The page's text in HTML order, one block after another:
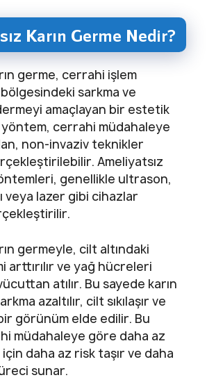
Karın Germe Nedir?
germe, cerrahi işlem
sarkma ve
amaçlayan bir estetik
cerrahi müdahaleye
non-invaziv teknikler
Ameliyatsız
genellikle ultrason,
veya lazer gibi cihazlar
germeyle, cilt altındaki
arttırılır ve yağ hücreleri
atılır. Bu sayede karın
azaltılır, cilt sıkılaşır ve
görünüm elde edilir. Bu
müdahaleye göre daha az
daha az risk taşır ve daha
sunar.